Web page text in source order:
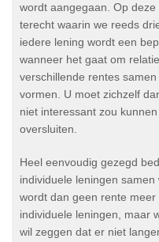
wordt aangegaan. Op
terecht waarin we reeds
iedere lening wordt een
wanneer het gaat om
verschillende rentes
vormen. U moet zichzelf
niet interessant zou
oversluiten.
Heel eenvoudig gezegd
individuele leningen
wordt dan geen rente
individuele leningen, maar
wil zeggen dat er niet